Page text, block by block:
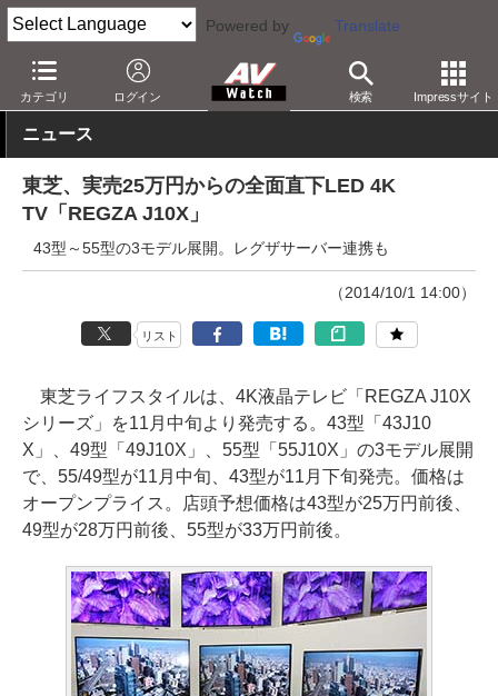
Powered by Translate
カテゴリ ログイン 検索 Impressサイト
AV Watch 製品 テレビ 東芝
ニュース
東芝、実売25万円からの全面直下LED 4K
TV「REGZA J10X」
43型～55型の3モデル展開。レグザサーバー連携も
（2014/10/1 14:00）
リスト
東芝ライフスタイルは、4K液晶テレビ「REGZA J10X
シリーズ」を11月中旬より発売する。43型「43J10
X」、49型「49J10X」、55型「55J10X」の3モデル展開
で、55/49型が11月中旬、43型が11月下旬発売。価格は
オープンプライス。店頭予想価格は43型が25万円前後、
49型が28万円前後、55型が33万円前後。